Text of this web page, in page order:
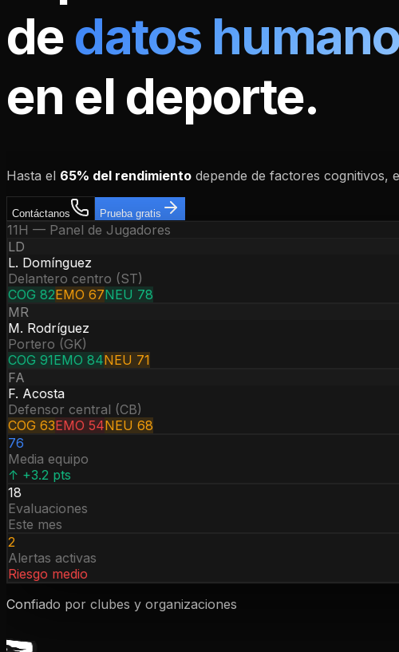
de datos
en el deporte.
Hasta el 65% del rendimiento depende de factores cognitivos,
Contáctanos Prueba gratis
11H — Panel de Jugadores
LD
L. Domínguez
Delantero centro (ST)
COG 82EMO 67NEU 78
MR
M. Rodríguez
Portero (GK)
COG 91EMO 84NEU 71
FA
F. Acosta
Defensor central (CB)
COG 63EMO 54NEU 68
76
Media equipo
↑ +3.2 pts
18
Evaluaciones
Este mes
2
Alertas activas
Riesgo medio
Confiado por clubes y organizaciones